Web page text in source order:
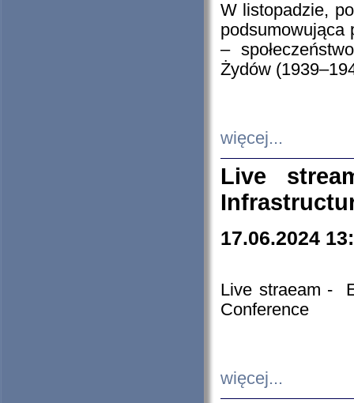
W listopadzie,
podsumowująca
–
Żydów
więcej...
Live
17.06.2024
Live straeam -
Conference
więcej...